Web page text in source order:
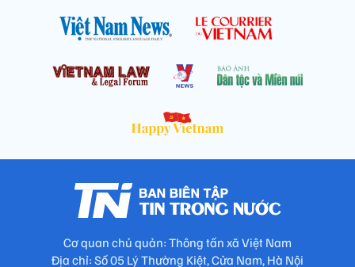
Cơ quan chủ quản: Thông tấn xã Việt Nam
Địa chỉ: Số 05 Lý Thường Kiệt, Cửa Nam, Hà Nội